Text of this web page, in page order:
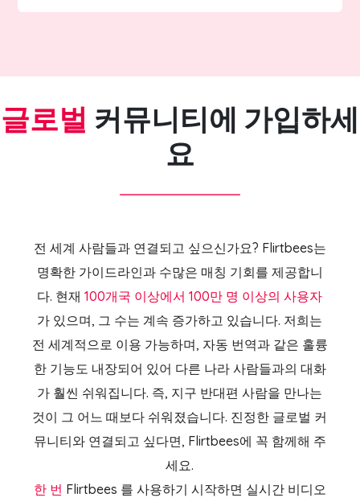
글로벌 커뮤니티에 가입하세
요
전 세계 사람들과 연결되고 싶으신가요? Flirtbees는
명확한 가이드라인과 수많은 매칭 기회를 제공합니
다. 현재100개국 이상에서 100만 명 이상의 사용자
가 있으며, 그 수는 계속 증가하고 있습니다. 저희는
전 세계적으로 이용 가능하며, 자동 번역과 같은 훌륭
한 기능도 내장되어 있어 다른 나라 사람들과의 대화
가 훨씬 쉬워집니다. 즉, 지구 반대편 사람을 만나는
것이 그 어느 때보다 쉬워졌습니다. 진정한 글로벌 커
뮤니티와 연결되고 싶다면, Flirtbees에 꼭 함께해 주
세요.
한 번 Flirtbees 를 사용하기 시작하면 실시간 비디오